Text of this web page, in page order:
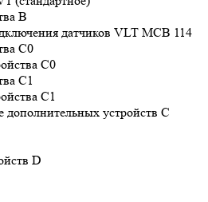
B
датчиков VLT MCB 114
C0
C0
C1
C1
дополнительных устройств С
D